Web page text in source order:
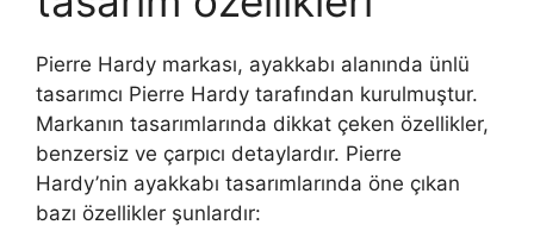
Pierre Hardy markası, ayakkabı alanında ünlü
tasarımcı Pierre Hardy tarafından kurulmuştur.
Markanın tasarımlarında dikkat çeken özellikler,
benzersiz ve çarpıcı detaylardır. Pierre
Hardy’nin ayakkabı tasarımlarında öne çıkan
bazı özellikler şunlardır: